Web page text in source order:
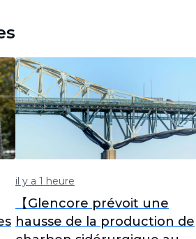
il y a 1 heure
【Glencore prévoit une
hausse de la production de